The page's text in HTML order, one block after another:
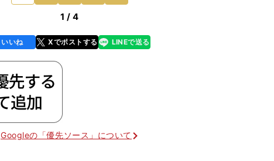
1 / 4
いいね Xでポストする
line LINEで送る
Googleの「優先ソース」について